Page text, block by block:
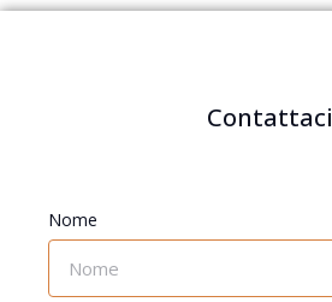
Contattaci
Nome